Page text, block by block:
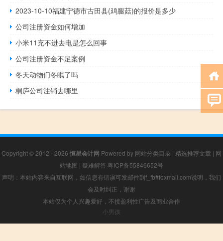
2023-10-10福建宁德市古田县(鸡腿菇)的报价是多少
公司注册资金如何增加
小米11充不进去电是怎么回事
公司注册资金不足案例
冬天动物们冬眠了吗
桐庐公司注销去哪里
Copyright © 2012 - 2026 恒星会计网 Powered by 网站分类目录 | 精选推荐文章 | 网
站地图 | 疑难解答 粤ICP备55846652号
声明：本站内容来自互联网，如信息有错误可发邮件到f_fb#foxmail.com说明，我们
会及时纠正，谢谢
本站仅为个人兴趣爱好，不接盈利性广告及商业合作
小男孩